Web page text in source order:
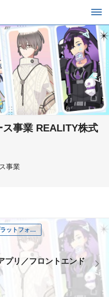
事業 REALITY株式
事業
プラットフォーム事業
プリ／フロントエンド